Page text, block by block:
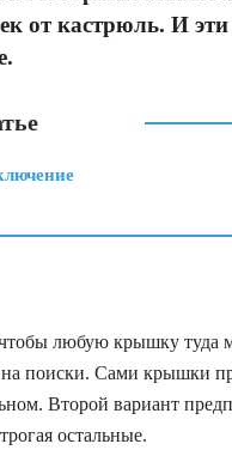
от кастрюль. И эти
любую крышку туда
на поиски. Сами крышки
Второй вариант
остальные.